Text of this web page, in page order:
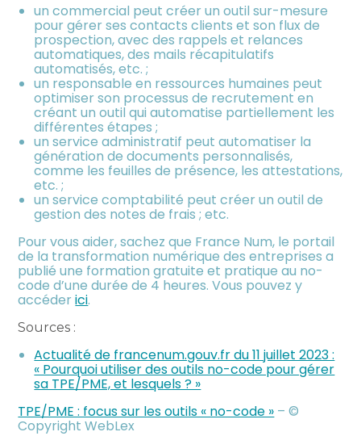
un commercial peut créer un outil sur-mesure
pour gérer ses contacts clients et son flux de
prospection, avec des rappels et relances
automatiques, des mails récapitulatifs
automatisés, etc. ;
un responsable en ressources humaines peut
optimiser son processus de recrutement en
créant un outil qui automatise partiellement les
différentes étapes ;
un service administratif peut automatiser la
génération de documents personnalisés,
comme les feuilles de présence, les attestations,
etc. ;
un service comptabilité peut créer un outil de
gestion des notes de frais ; etc.
Pour vous aider, sachez que France Num, le portail
de la transformation numérique des entreprises a
publié une formation gratuite et pratique au no-
code d’une durée de 4 heures. Vous pouvez y
accéderici.
Sources :
Actualité de francenum.gouv.fr du 11 juillet 2023 :
« Pourquoi utiliser des outils no-code pour gérer
sa TPE/PME, et lesquels ? »
TPE/PME : focus sur les outils « no-code » – ©
Copyright WebLex